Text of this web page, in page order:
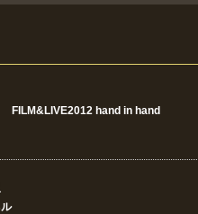
FILM&LIVE2012 hand in hand